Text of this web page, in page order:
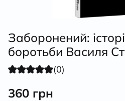
Заборонений:
боротьби Василя
(0)
360 грн